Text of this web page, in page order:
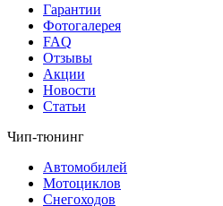
Гарантии
Фотогалерея
FAQ
Отзывы
Акции
Новости
Статьи
Чип-тюнинг
Автомобилей
Мотоциклов
Снегоходов